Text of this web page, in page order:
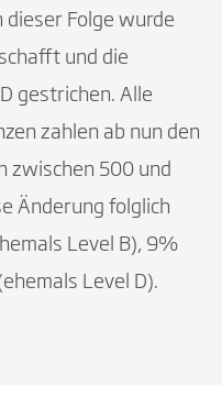
dieser Folge wurde
und die
gestrichen. Alle
zahlen ab nun den
zwischen 500 und
Änderung folglich
Level B), 9%
Level D).